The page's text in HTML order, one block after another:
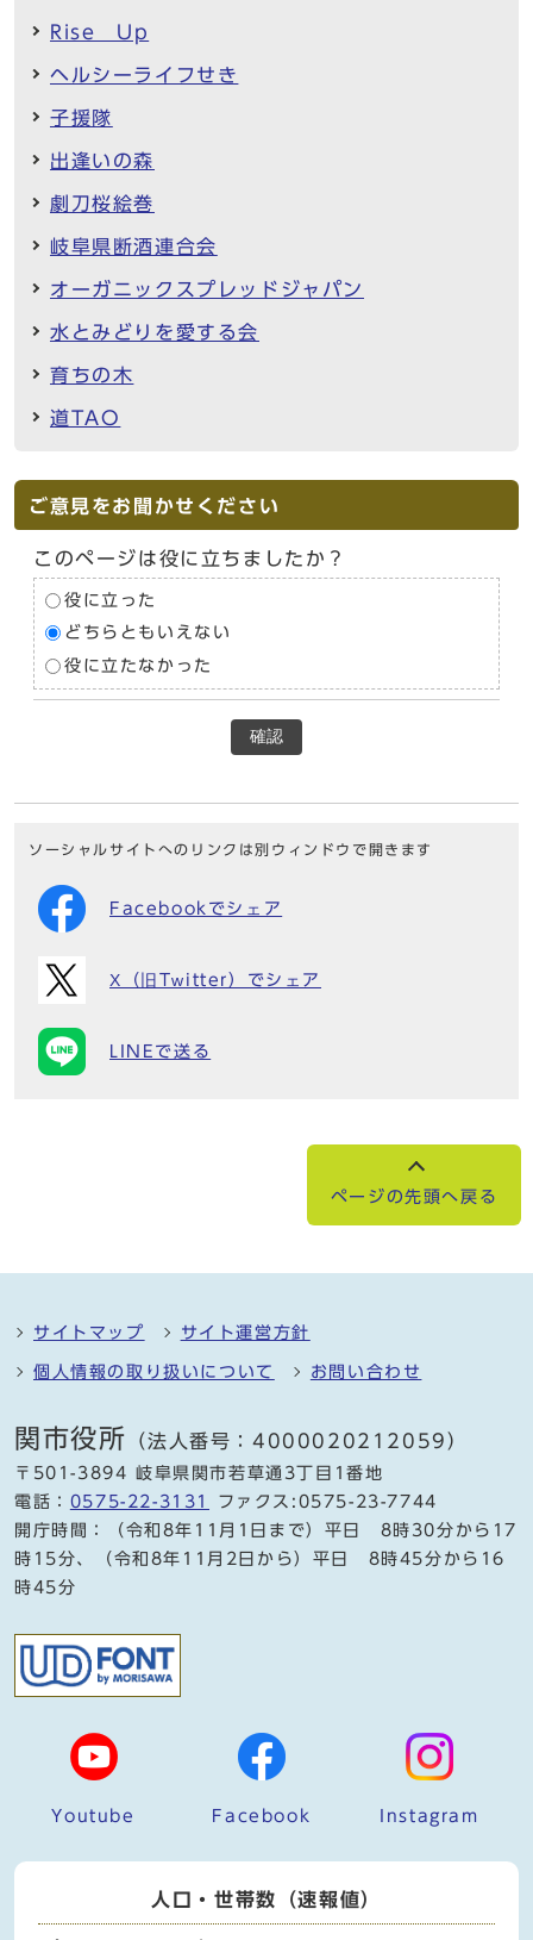
Rise Up
ヘルシーライフせき
子援隊
出逢いの森
劇刀桜絵巻
岐阜県断酒連合会
オーガニックスプレッドジャパン
水とみどりを愛する会
育ちの木
道TAO
ご意見をお聞かせください
このページは役に立ちましたか？
役に立った
どちらともいえない
役に立たなかった
確認
ソーシャルサイトへのリンクは別ウィンドウで開きます
Facebookでシェア
X（旧Twitter）でシェア
LINEで送る
ページの先頭へ戻る
サイトマップ サイト運営方針
個人情報の取り扱いについて お問い合わせ
関市役所 （法人番号：4000020212059）
〒501-3894 岐阜県関市若草通3丁目1番地
電話： 0575-22-3131
ファクス:0575-23-7744
開庁時間：（令和8年11月1日まで）平日 8時30分から17
時15分、（令和8年11月2日から）平日 8時45分から16
時45分
Youtube Facebook Instagram
人口・世帯数（速報値）